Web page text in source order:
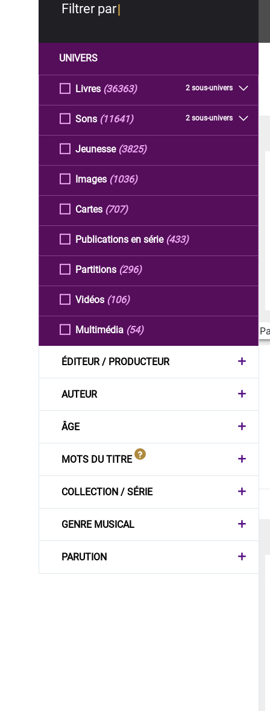
Filtrer par
UNIVERS
Livres 2 sous-univers
(36363)
Sons 2 sous-univers
(11641)
Jeunesse (3825)
Images (1036)
Cartes (707)
Publications en série (433)
Partitions (296)
Vidéos (106)
Multimédia (54)
ÉDITEUR / PRODUCTEUR
AUTEUR
ÂGE
MOTS DU TITRE
COLLECTION / SÉRIE
GENRE MUSICAL
PARUTION